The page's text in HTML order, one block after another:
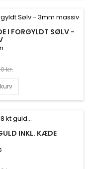
I FORGYLDT SØLV -
kr.
INKL. KÆDE